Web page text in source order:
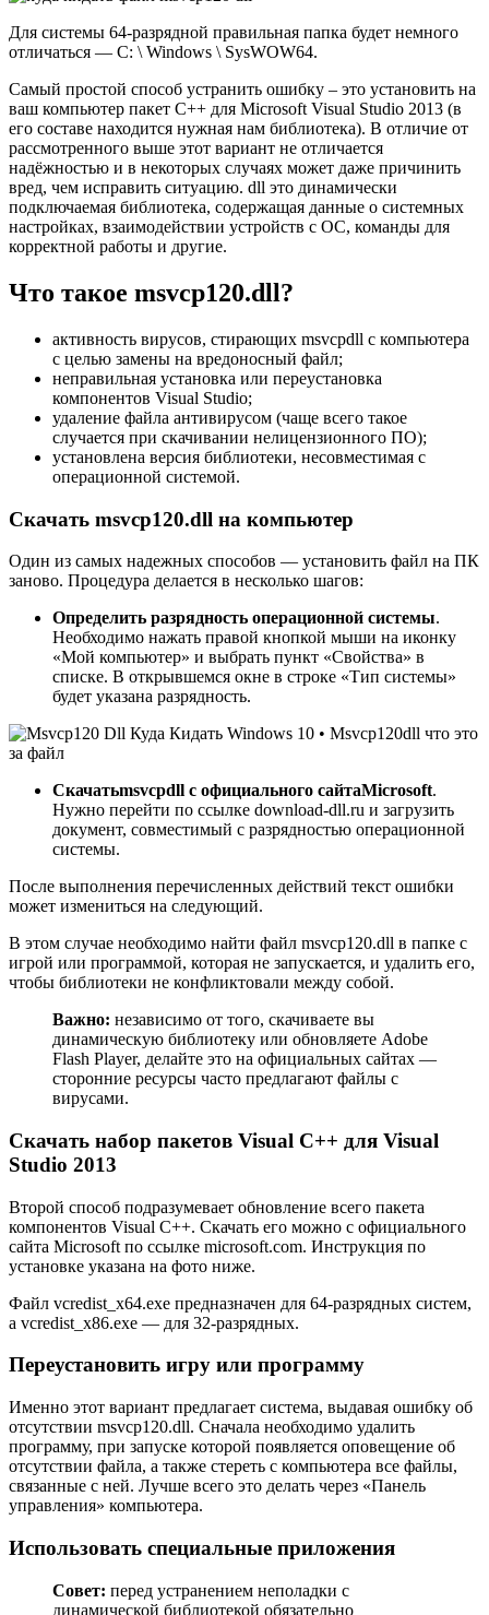
Для системы 64-разрядной правильная папка будет немного
отличаться — C: \ Windows \ SysWOW64.
Самый простой способ устранить ошибку – это установить на
ваш компьютер пакет C++ для Microsoft Visual Studio 2013 (в
его составе находится нужная нам библиотека). В отличие от
рассмотренного выше этот вариант не отличается
надёжностью и в некоторых случаях может даже причинить
вред, чем исправить ситуацию. dll это динамически
подключаемая библиотека, содержащая данные о системных
настройках, взаимодействии устройств с ОС, команды для
корректной работы и другие.
Что такое msvcp120.dll?
активность вирусов, стирающих msvcpdll с компьютера
с целью замены на вредоносный файл;
неправильная установка или переустановка
компонентов Visual Studio;
удаление файла антивирусом (чаще всего такое
случается при скачивании нелицензионного ПО);
установлена версия библиотеки, несовместимая с
операционной системой.
Скачать msvcp120.dll на компьютер
Один из самых надежных способов — установить файл на ПК
заново. Процедура делается в несколько шагов:
Определить разрядность операционной системы.
Необходимо нажать правой кнопкой мыши на иконку
«Мой компьютер» и выбрать пункт «Свойства» в
списке. В открывшемся окне в строке «Тип системы»
будет указана разрядность.
Скачатьmsvcpdll с официального сайтаMicrosoft.
Нужно перейти по ссылке download-dll.ru и загрузить
документ, совместимый с разрядностью операционной
системы.
После выполнения перечисленных действий текст ошибки
может измениться на следующий.
В этом случае необходимо найти файл msvcp120.dll в папке с
игрой или программой, которая не запускается, и удалить его,
чтобы библиотеки не конфликтовали между собой.
Важно: независимо от того, скачиваете вы
динамическую библиотеку или обновляете Adobe
Flash Player, делайте это на официальных сайтах —
сторонние ресурсы часто предлагают файлы с
вирусами.
Скачать набор пакетов Visual C++ для Visual
Studio 2013
Второй способ подразумевает обновление всего пакета
компонентов Visual C++. Скачать его можно с официального
сайта Microsoft по ссылке microsoft.com. Инструкция по
установке указана на фото ниже.
Файл vcredist_x64.exe предназначен для 64-разрядных систем,
а vcredist_x86.exe — для 32-разрядных.
Переустановить игру или программу
Именно этот вариант предлагает система, выдавая ошибку об
отсутствии msvcp120.dll. Сначала необходимо удалить
программу, при запуске которой появляется оповещение об
отсутствии файла, а также стереть с компьютера все файлы,
связанные с ней. Лучше всего это делать через «Панель
управления» компьютера.
Использовать специальные приложения
Совет: перед устранением неполадки с
динамической библиотекой обязательно